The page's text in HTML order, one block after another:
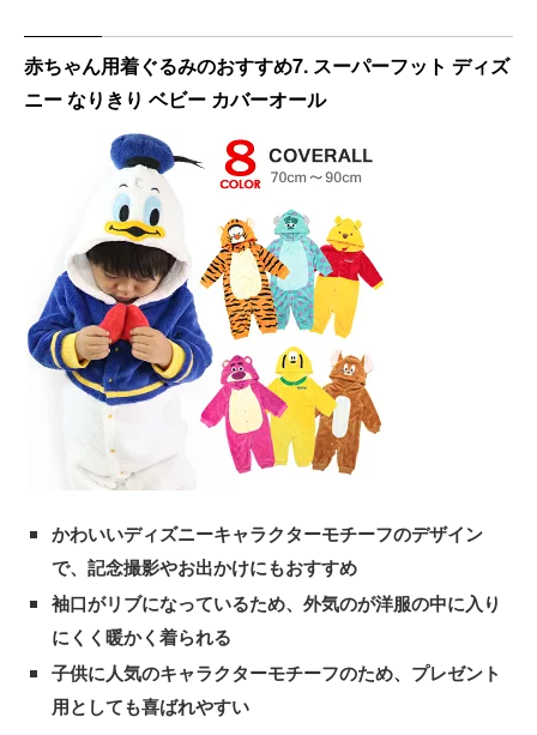
赤ちゃん用着ぐるみのおすすめ7. スーパーフット ディズ
ニー なりきり ベビー カバーオール
かわいいディズニーキャラクターモチーフのデザイン
で、記念撮影やお出かけにもおすすめ
袖口がリブになっているため、外気のが洋服の中に入り
にくく暖かく着られる
子供に人気のキャラクターモチーフのため、プレゼント
用としても喜ばれやすい